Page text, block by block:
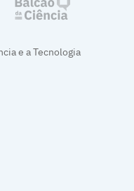
e a Tecnologia